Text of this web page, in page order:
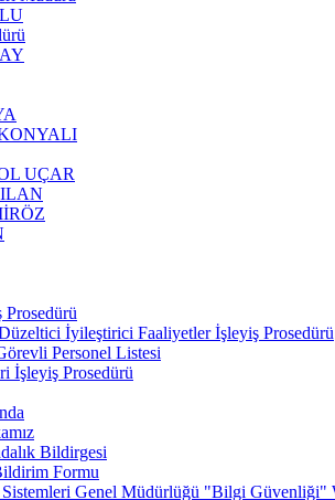
UÇAR
İyileştirici Faaliyetler İşleyiş Prosedürü
Personel Listesi
İşleyiş Prosedürü
Bildirgesi
Formu
Sistemleri Genel Müdürlüğü "Bilgi Güvenliği"